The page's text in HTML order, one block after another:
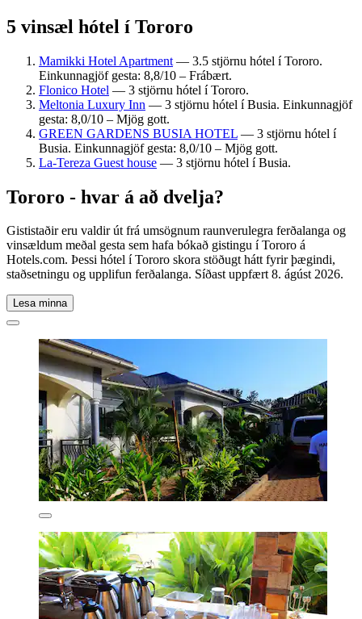
5 vinsæl hótel í Tororo
Mamikki Hotel Apartment — 3.5 stjörnu hótel í Tororo.
Einkunnagjöf gesta: 8,8/10 – Frábært.
Flonico Hotel — 3 stjörnu hótel í Tororo.
Meltonia Luxury Inn — 3 stjörnu hótel í Busia. Einkunnagjöf
gesta: 8,0/10 – Mjög gott.
GREEN GARDENS BUSIA HOTEL — 3 stjörnu hótel í
Busia. Einkunnagjöf gesta: 8,0/10 – Mjög gott.
La-Tereza Guest house — 3 stjörnu hótel í Busia.
Tororo - hvar á að dvelja?
Gististaðir eru valdir út frá umsögnum raunverulegra ferðalanga og
vinsældum meðal gesta sem hafa bókað gistingu í Tororo á
Hotels.com. Þessi hótel í Tororo skora stöðugt hátt fyrir þægindi,
staðsetningu og upplifun ferðalanga. Síðast uppfært8. ágúst 2026.
Lesa minna